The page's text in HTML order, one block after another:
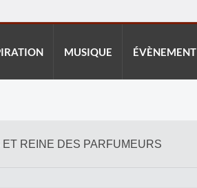
MUSIQUE ÉVÈNEMENT
REINE DES PARFUMEURS